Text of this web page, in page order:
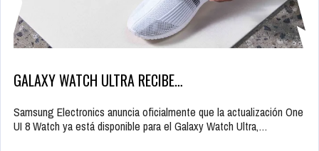
GALAXY WATCH ULTRA RECIBE…
Samsung Electronics anuncia oficialmente que la actualización One
UI 8 Watch ya está disponible para el Galaxy Watch Ultra,…